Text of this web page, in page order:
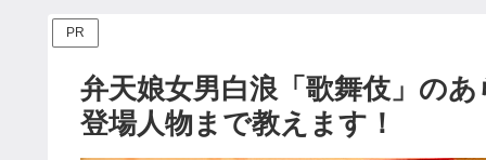
PR
弁天娘女男白浪「歌舞伎」の
登場人物まで教えます！